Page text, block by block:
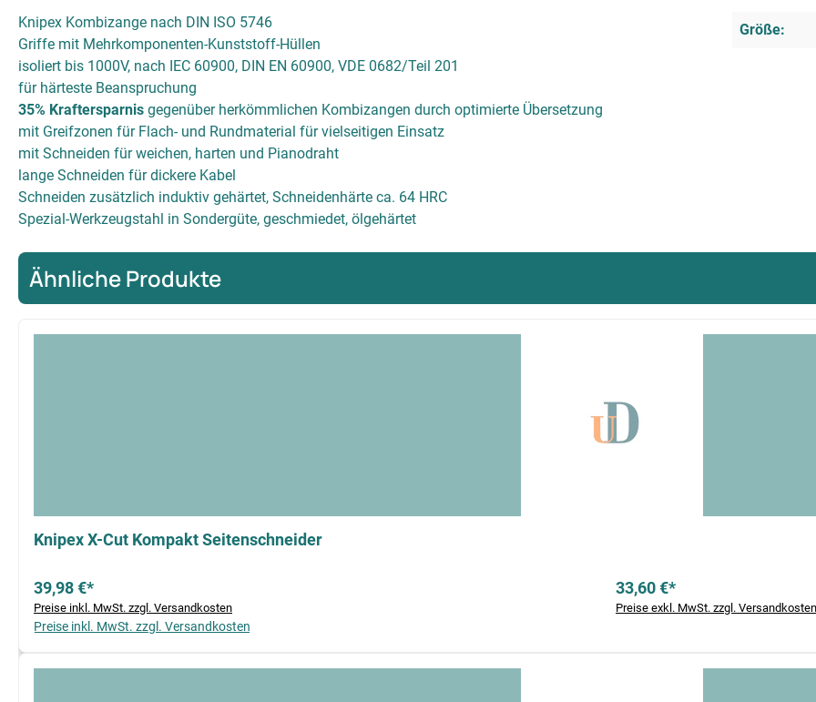
Knipex Kombizange nach DIN ISO 5746
Griffe mit Mehrkomponenten-Kunststoff-Hüllen
isoliert bis 1000V, nach IEC 60900, DIN EN 60900, VDE 0682/Teil 201
für härteste Beanspruchung
35% Kraftersparnis gegenüber herkömmlichen Kombizangen durch optimierte Übersetzung
mit Greifzonen für Flach- und Rundmaterial für vielseitigen Einsatz
mit Schneiden für weichen, harten und Pianodraht
lange Schneiden für dickere Kabel
Schneiden zusätzlich induktiv gehärtet, Schneidenhärte ca. 64 HRC
Spezial-Werkzeugstahl in Sondergüte, geschmiedet, ölgehärtet
Größe:
Ähnliche Produkte
Knipex X-Cut Kompakt Seitenschneider
39,98 €*
Preise inkl. MwSt. zzgl. Versandkosten
33,60 €*
Preise exkl. MwSt. zzgl. Versandkosten
Preise inkl. MwSt. zzgl. Versandkosten